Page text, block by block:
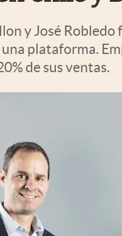
y José
plataforma.
de sus ventas.